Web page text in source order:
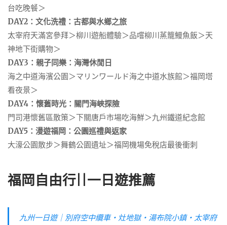
台吃晚餐＞
DAY2：文化洗禮：古都與水鄉之旅
太宰府天滿宮參拜＞柳川遊船體驗＞品嚐柳川蒸籠鰻魚飯＞天
神地下街購物＞
DAY3：親子同樂：海灣休閒日
海之中道海濱公園＞マリンワールド海之中道水族館＞福岡塔
看夜景＞
DAY4：懷舊時光：關門海峽探險
門司港懷舊區散策＞下關唐戶市場吃海鮮＞九州鐵道紀念館
DAY5：漫遊福岡：公園巡禮與返家
大濠公園散步＞舞鶴公園遺址＞福岡機場免稅店最後衝刺
福岡自由行||一日遊推薦
九州一日遊｜別府空中纜車・灶地獄・湯布院小鎮・太宰府